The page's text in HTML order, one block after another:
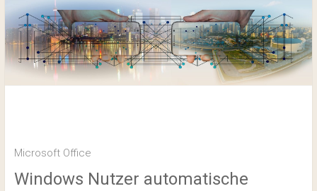
Microsoft Office
Windows Nutzer automatische